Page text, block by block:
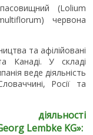
(Lolium
червона
та афілійовані
Канаді. У складі
веде діяльність
Росії та
Lembke KG»: